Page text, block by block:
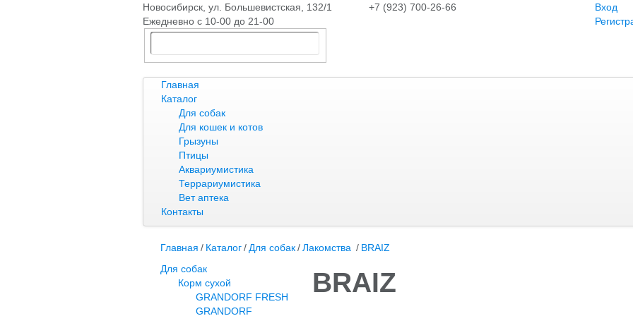
Новосибирск, ​ул. Большевистская, 132/1
Ежедневно с 10-00 до 21-00
+7 (923) 700-26-66
Вход
Главная
Каталог
Для собак
Для кошек и котов
Грызуны
Птицы
Аквариумистика
Террариумистика
Вет аптека
Контакты
Главная / Каталог/Для собак/Лакомства / BRAIZ
Для собак
Корм сухой
GRANDORF FRESH
GRANDORF
BRAIZ